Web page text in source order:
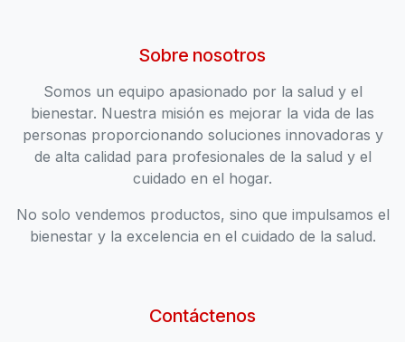
Sobre nosotros
Somos un equipo apasionado por la salud y el
bienestar. Nuestra misión es mejorar la vida de las
personas proporcionando soluciones innovadoras y
de alta calidad para profesionales de la salud y el
cuidado en el hogar.
No solo vendemos productos, sino que impulsamos el
bienestar y la excelencia en el cuidado de la salud.
Contáctenos